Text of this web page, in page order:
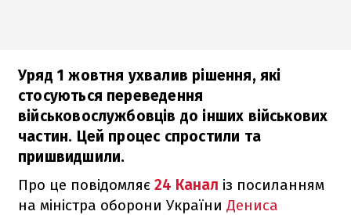
Уряд 1 жовтня ухвалив рішення, які
стосуються переведення
військовослужбовців до інших військових
частин. Цей процес спростили та
пришвидшили.
Про це повідомляє 24 Канал із посиланням
на міністра оборони України Дениса